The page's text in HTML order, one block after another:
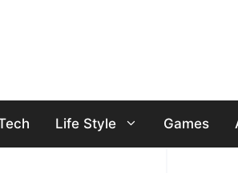
Life Style Games